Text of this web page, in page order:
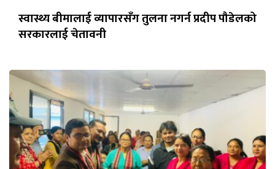
स्वास्थ्य बीमालाई व्यापारसँग तुलना नगर्न प्रदीप पौडेलको
सरकारलाई चेतावनी